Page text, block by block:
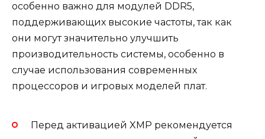
особенно важно для модулей DDR5,
поддерживающих высокие частоты, так как
они могут значительно улучшить
производительность системы, особенно в
случае использования современных
процессоров и игровых моделей плат.
Перед активацией XMP рекомендуется